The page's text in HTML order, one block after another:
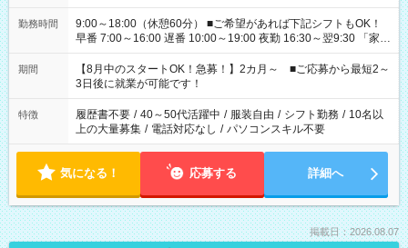
勤務時間
9:00～18:00（休憩60分） ■ご希望があれば下記シフトもOK！
早番 7:00～16:00 遅番 10:00～19:00 夜勤 16:30～翌9:30 「家族
と休みを合わせたい」 「余裕を持って夕飯の準備がしたい」
「できれば残業はしたくない」 など、ご希望を教えてください
ね。 ※Wワーク希望の方へ 今ご覧のお仕事で希望する勤務時間
と、もう1つのお仕事の勤務時間。 合計で週40時間を超える場
合は応募できません。
期間
【8月中のスタートOK！急募！】2カ月～ ■ご応募から最短2～
3日後に就業が可能です！
特徴 履歴書不要 / 40～50代活躍中 / 服装自由 / シフト勤務 / 10名以
上の大量募集 / 電話対応なし / パソコンスキル不要
気になる！ 応募する 詳細へ
掲載日：2026.08.07